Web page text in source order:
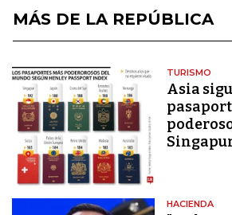
MÁS DE LA REPÚBLICA
TURISMO
Asia
HACIENDA